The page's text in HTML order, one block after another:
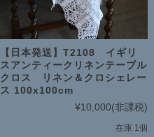
【日本発送】T2108 イギリ
スアンティークリネンテーブル
クロス リネン＆クロシェレー
ス 100x100cm
¥10,000(非課税)
在庫 1個